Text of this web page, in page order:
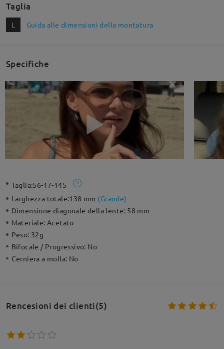
Taglia
L Guida alle dimensioni della montatura
Specifiche
Taglia:56-17-145
Larghezza totale:138 mm (Grande)
Dimensione diagonale della lente: 58 mm
Materiale:Acetato
Peso: 32g
Bifocale / Progressivo: No
Cerniera a molla: No
Rencesioni dei clienti(5)